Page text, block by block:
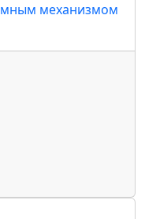
механизмом